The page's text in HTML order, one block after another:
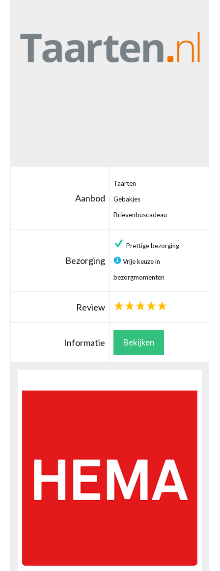
Aanbod
Taarten
Gebakjes
Brievenbuscadeau
Bezorging
Prettige bezorging
Vrije keuze in
bezorgmomenten
Review
Informatie Bekijken